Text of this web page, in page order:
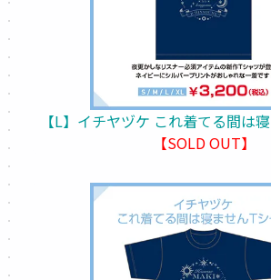
【L】イチヤヅケ これ着てる間は
【SOLD OUT】